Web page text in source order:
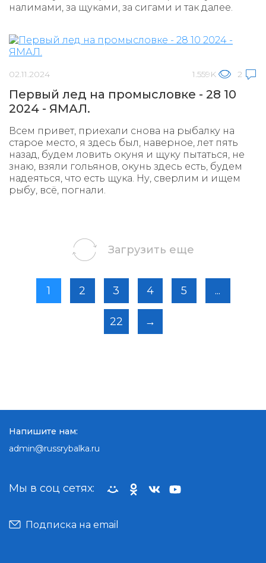
налимами, за щуками, за сигами и так далее.
02.11.2024 1.559K 2
Первый лед на промысловке - 28 10
2024 - ЯМАЛ.
Всем привет, приехали снова на рыбалку на
старое место, я здесь был, наверное, лет пять
назад, будем ловить окуня и щуку пытаться, не
знаю, взяли гольянов, окунь здесь есть, будем
надеяться, что есть щука. Ну, сверлим и ищем
рыбу, всё, погнали.
Загрузить еще
1 2 3 4 5 ...
22 →
Мы в соц сетях:
Подписка на email
Напишите нам:
admin@russrybalka.ru